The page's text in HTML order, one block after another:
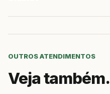
OUTROS ATENDIMENTOS
Veja também.